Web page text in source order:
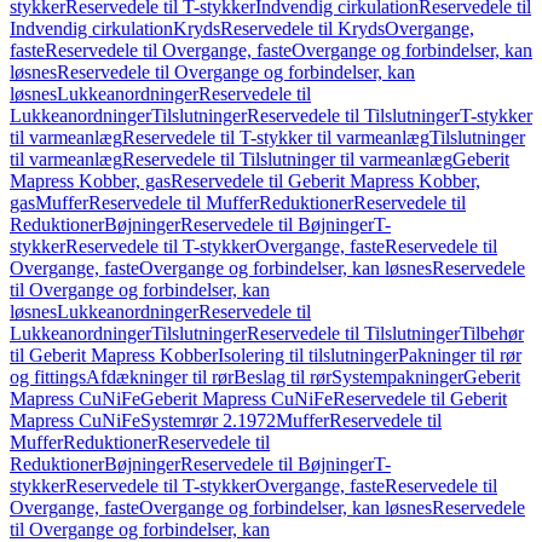
stykkerReservedele til T-stykkerIndvendig cirkulationReservedele til
Indvendig cirkulationKrydsReservedele til KrydsOvergange,
fasteReservedele til Overgange, fasteOvergange og forbindelser, kan
løsnesReservedele til Overgange og forbindelser, kan
løsnesLukkeanordningerReservedele til
LukkeanordningerTilslutningerReservedele til TilslutningerT-stykker
til varmeanlægReservedele til T-stykker til varmeanlægTilslutninger
til varmeanlægReservedele til Tilslutninger til varmeanlægGeberit
Mapress Kobber, gasReservedele til Geberit Mapress Kobber,
gasMufferReservedele til MufferReduktionerReservedele til
ReduktionerBøjningerReservedele til BøjningerT-
stykkerReservedele til T-stykkerOvergange, fasteReservedele til
Overgange, fasteOvergange og forbindelser, kan løsnesReservedele
til Overgange og forbindelser, kan
løsnesLukkeanordningerReservedele til
LukkeanordningerTilslutningerReservedele til TilslutningerTilbehør
til Geberit Mapress KobberIsolering til tilslutningerPakninger til rør
og fittingsAfdækninger til rørBeslag til rørSystempakningerGeberit
Mapress CuNiFeGeberit Mapress CuNiFeReservedele til Geberit
Mapress CuNiFeSystemrør 2.1972MufferReservedele til
MufferReduktionerReservedele til
ReduktionerBøjningerReservedele til BøjningerT-
stykkerReservedele til T-stykkerOvergange, fasteReservedele til
Overgange, fasteOvergange og forbindelser, kan løsnesReservedele
til Overgange og forbindelser, kan